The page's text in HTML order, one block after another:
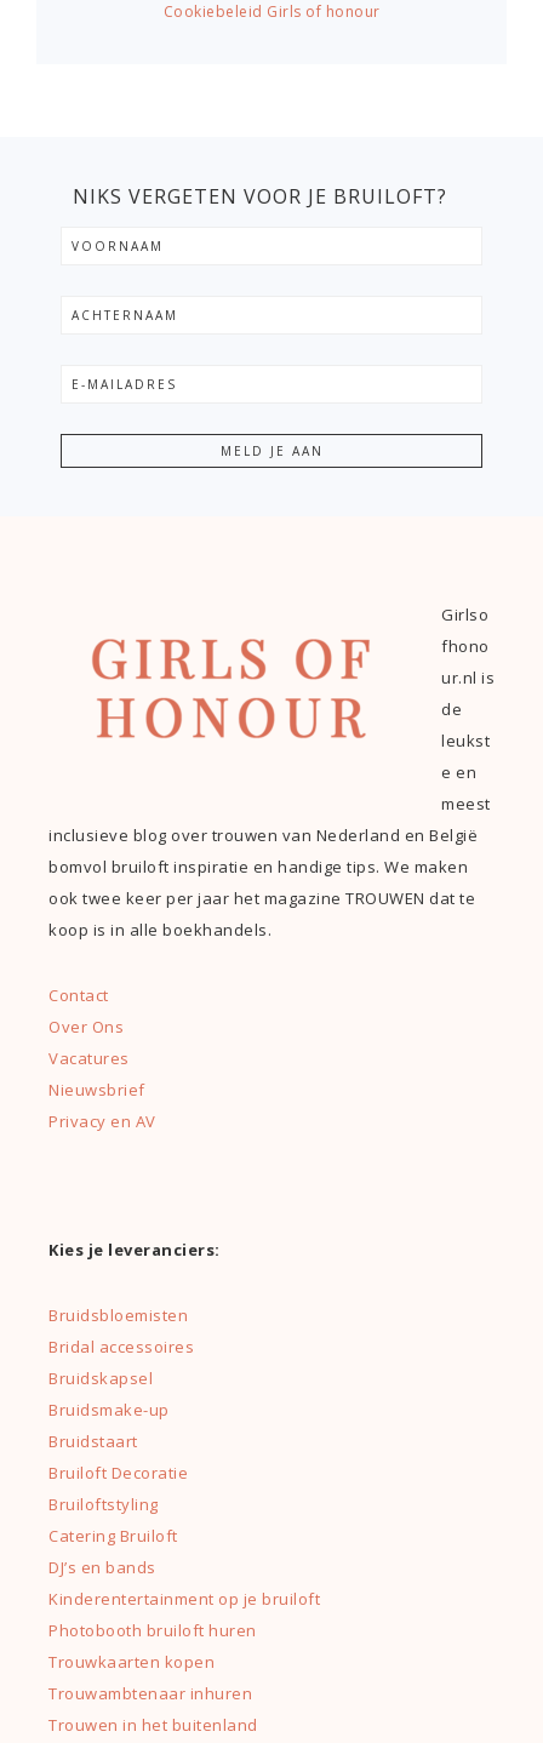
Cookiebeleid Girls of honour
NIKS VERGETEN VOOR JE BRUILOFT?
Girlso
fhono
ur.nl is
de
leukst
e en
meest
inclusieve blog over trouwen van Nederland en België
bomvol bruiloft inspiratie en handige tips. We maken
ook twee keer per jaar het magazine TROUWEN dat te
koop is in alle boekhandels.
Contact
Over Ons
Vacatures
Nieuwsbrief
Privacy en AV
Kies je leveranciers:
Bruidsbloemisten
Bridal accessoires
Bruidskapsel
Bruidsmake-up
Bruidstaart
Bruiloft Decoratie
Bruiloftstyling
Catering Bruiloft
DJ’s en bands
Kinderentertainment op je bruiloft
Photobooth bruiloft huren
Trouwkaarten kopen
Trouwambtenaar inhuren
Trouwen in het buitenland